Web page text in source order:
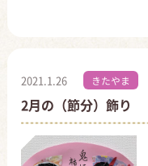
2021.1.26 きたやま
2月の（節分）飾り